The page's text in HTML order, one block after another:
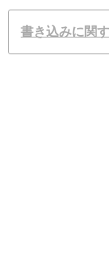
書き込みに関